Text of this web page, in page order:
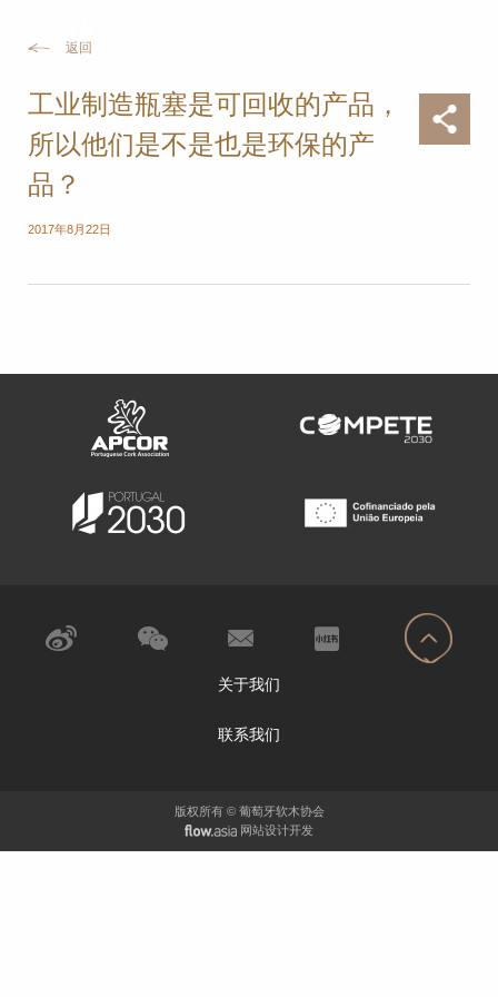
返回
工业制造瓶塞是可回收的产品，
所以他们是不是也是环保的产
品？
2017年8月22日
关于我们
联系我们
版权所有 © 葡萄牙软木协会
网站设计开发